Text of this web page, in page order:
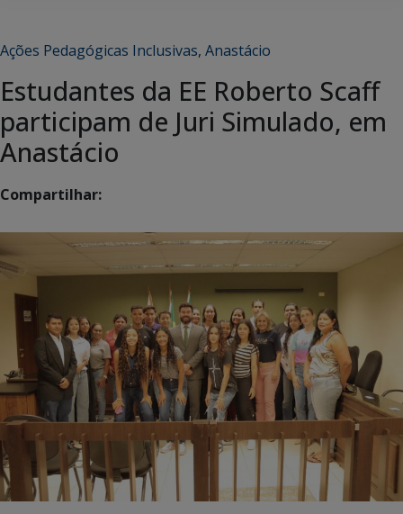
Ações Pedagógicas Inclusivas, Anastácio
Estudantes da EE Roberto Scaff
participam de Juri Simulado, em
Anastácio
Compartilhar: